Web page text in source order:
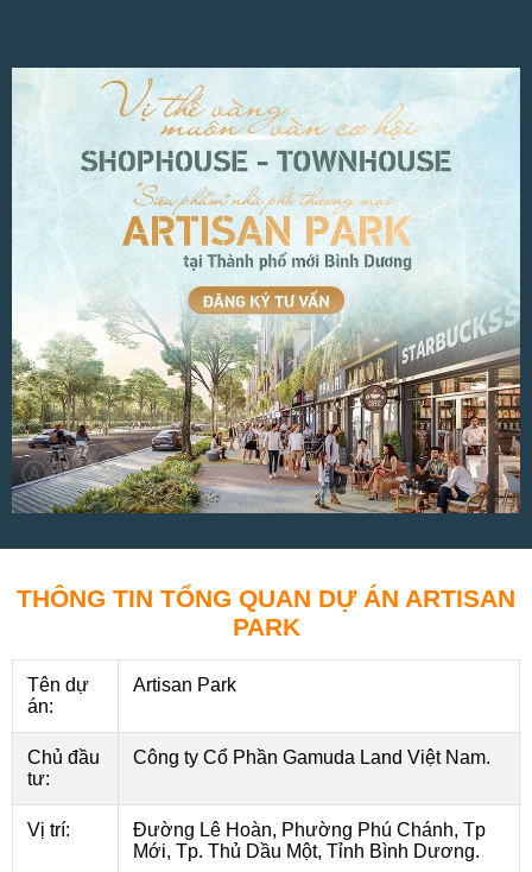
THÔNG TIN TỔNG QUAN DỰ ÁN ARTISAN
PARK
Tên dự
án:
Artisan Park
Chủ đầu
tư:
Công ty Cổ Phần Gamuda Land Việt Nam.
Vị trí:
Đường Lê Hoàn, Phường Phú Chánh, Tp
Mới, Tp. Thủ Dầu Một, Tỉnh Bình Dương.